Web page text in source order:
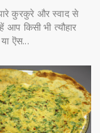
कुरकुरे और स्वाद से
आप किसी भी त्यौहार
ऎस...